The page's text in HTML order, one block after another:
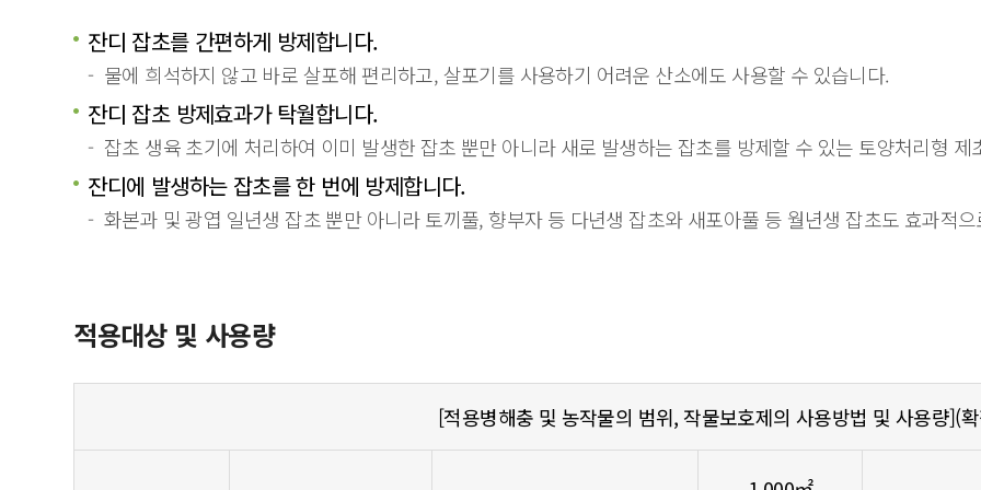
잔디 잡초를 간편하게 방제합니다.
물에 희석하지 않고 바로 살포해 편리하고, 살포기를 사용하기 어려운 산소에도 사용할 수 있습니다.
잔디 잡초 방제효과가 탁월합니다.
잡초 생육 초기에 처리하여 이미 발생한 잡초 뿐만 아니라 새로 발생하는 잡초를 방제할 수 있는 토양처리형 제
잔디에 발생하는 잡초를 한 번에 방제합니다.
화본과 및 광엽 일년생 잡초 뿐만 아니라 토끼풀, 향부자 등 다년생 잡초와 새포아풀 등 월년생 잡초도 효과적
적용대상 및 사용량
[적용병해충 및 농작물의 범위, 작물보호제의 사용방법 및 사용량](